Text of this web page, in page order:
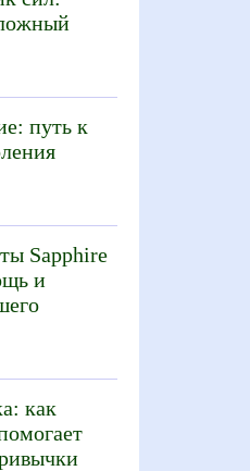
путь к
Sapphire
и
как